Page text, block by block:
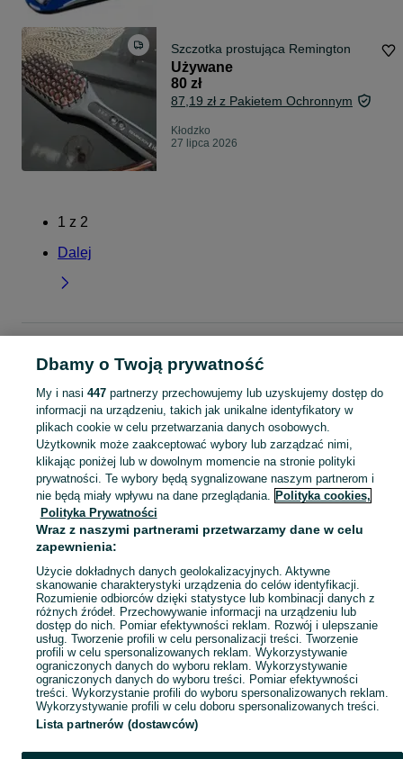
Szczotka prostująca Remington
Używane
80 zł
87,19 zł z Pakietem Ochronnym
Kłodzko
27 lipca 2026
1 z 2
Dalej
Dolnośląskie
Pozostałe - Kłodzko
KATEGORIA
Zobacz
Mapa kategorii
Mapa miejscowości
Mapa ministron
Popularne wyszukiwania
Dbamy o Twoją prywatność
My i nasi 447partnerzy przechowujemy lub uzyskujemy dostęp do
informacji na urządzeniu, takich jak unikalne identyfikatory w
plikach cookie w celu przetwarzania danych osobowych.
Użytkownik może zaakceptować wybory lub zarządzać nimi,
klikając poniżej lub w dowolnym momencie na stronie polityki
prywatności. Te wybory będą sygnalizowane naszym partnerom i
nie będą miały wpływu na dane przeglądania. Polityka cookies,
Polityka Prywatności
Wraz z naszymi partnerami przetwarzamy dane w celu
zapewnienia:
Użycie dokładnych danych geolokalizacyjnych. Aktywne
skanowanie charakterystyki urządzenia do celów identyfikacji.
Rozumienie odbiorców dzięki statystyce lub kombinacji danych z
różnych źródeł. Przechowywanie informacji na urządzeniu lub
dostęp do nich. Pomiar efektywności reklam. Rozwój i ulepszanie
usług. Tworzenie profili w celu personalizacji treści. Tworzenie
profili w celu spersonalizowanych reklam. Wykorzystywanie
ograniczonych danych do wyboru reklam. Wykorzystywanie
ograniczonych danych do wyboru treści. Pomiar efektywności
treści. Wykorzystanie profili do wyboru spersonalizowanych reklam.
Wykorzystywanie profili w celu doboru spersonalizowanych treści.
Lista partnerów (dostawców)